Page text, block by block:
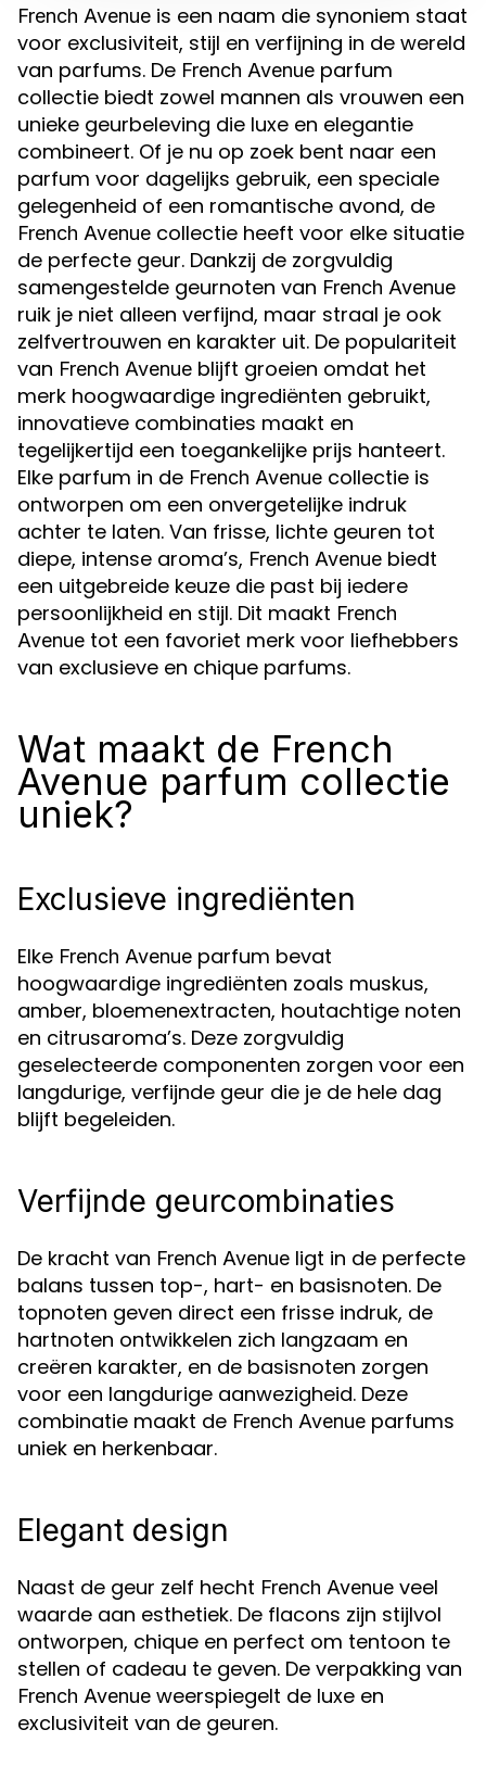
French Avenue is een naam die synoniem staat
voor exclusiviteit, stijl en verfijning in de wereld
van parfums. De French Avenue parfum
collectie biedt zowel mannen als vrouwen een
unieke geurbeleving die luxe en elegantie
combineert. Of je nu op zoek bent naar een
parfum voor dagelijks gebruik, een speciale
gelegenheid of een romantische avond, de
French Avenue collectie heeft voor elke situatie
de perfecte geur. Dankzij de zorgvuldig
samengestelde geurnoten van French Avenue
ruik je niet alleen verfijnd, maar straal je ook
zelfvertrouwen en karakter uit. De populariteit
van French Avenue blijft groeien omdat het
merk hoogwaardige ingrediënten gebruikt,
innovatieve combinaties maakt en
tegelijkertijd een toegankelijke prijs hanteert.
Elke parfum in de French Avenue collectie is
ontworpen om een onvergetelijke indruk
achter te laten. Van frisse, lichte geuren tot
diepe, intense aroma’s, French Avenue biedt
een uitgebreide keuze die past bij iedere
persoonlijkheid en stijl. Dit maakt French
Avenue tot een favoriet merk voor liefhebbers
van exclusieve en chique parfums.
Wat maakt de French
Avenue parfum collectie
uniek?
Exclusieve ingrediënten
Elke French Avenue parfum bevat
hoogwaardige ingrediënten zoals muskus,
amber, bloemenextracten, houtachtige noten
en citrusaroma’s. Deze zorgvuldig
geselecteerde componenten zorgen voor een
langdurige, verfijnde geur die je de hele dag
blijft begeleiden.
Verfijnde geurcombinaties
De kracht van French Avenue ligt in de perfecte
balans tussen top-, hart- en basisnoten. De
topnoten geven direct een frisse indruk, de
hartnoten ontwikkelen zich langzaam en
creëren karakter, en de basisnoten zorgen
voor een langdurige aanwezigheid. Deze
combinatie maakt de French Avenue parfums
uniek en herkenbaar.
Elegant design
Naast de geur zelf hecht French Avenue veel
waarde aan esthetiek. De flacons zijn stijlvol
ontworpen, chique en perfect om tentoon te
stellen of cadeau te geven. De verpakking van
French Avenue weerspiegelt de luxe en
exclusiviteit van de geuren.